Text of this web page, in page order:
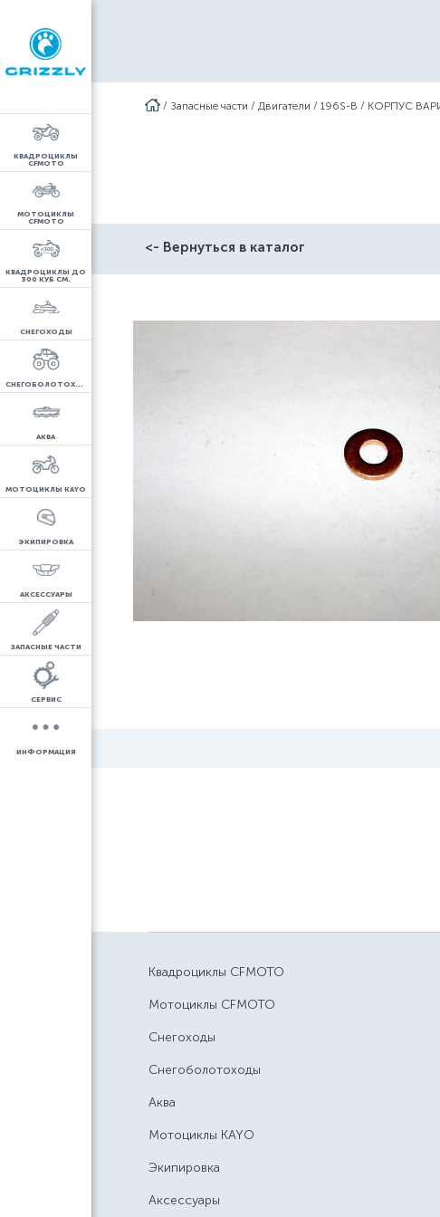
КВАДРОЦИКЛЫ
CFMOTO
МОТОЦИКЛЫ
CFMOTO
КВАДРОЦИКЛЫ ДО
300 КУБ СМ.
СНЕГОХОДЫ
СНЕГОБОЛОТОХОДЫ
АКВА
МОТОЦИКЛЫ KAYO
ЭКИПИРОВКА
АКСЕССУАРЫ
ЗАПАСНЫЕ ЧАСТИ
СЕРВИС
ИНФОРМАЦИЯ
/ Запасные части / Двигатели / 196S-B / КОРПУС
<- Вернуться в каталог
Квадроциклы CFMOTO
Мотоциклы CFMOTO
Снегоходы
Снегоболотоходы
Аква
Мотоциклы KAYO
Экипировка
Аксессуары